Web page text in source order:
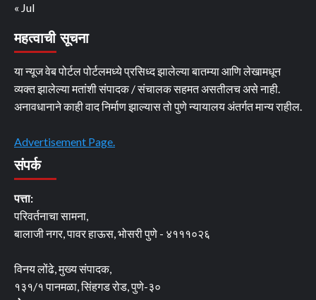
« Jul
महत्वाची सूचना
या न्यूज वेब पोर्टल पोर्टलमध्ये प्रसिध्द झालेल्या बातम्या आणि लेखामधून
व्यक्त झालेल्या मतांशी संपादक / संचालक सहमत असतीलच असे नाही.
अनावधानाने काही वाद निर्माण झाल्यास तो पुणे न्यायालय अंतर्गत मान्य राहील.
Advertisement Page.
संपर्क
पत्ता:
परिवर्तनाचा सामना,
बालाजी नगर, पावर हाऊस, भोसरी पुणे - ४१११०२६
विनय लोंढे, मुख्य संपादक,
१३१/१ पानमळा, सिंहगड रोड, पुणे-३०